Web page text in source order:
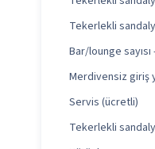
Tekerlekli
Bar/lounge sayısı
Merdivensiz giriş
Servis (ücretli)
Tekerlekli